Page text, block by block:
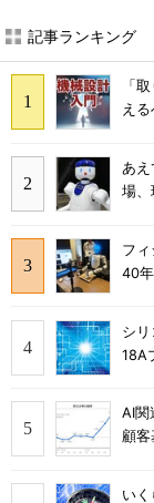
記事ランキング
「
え
あ
場、
フ
40
シ
18A
AI関
顧客
い